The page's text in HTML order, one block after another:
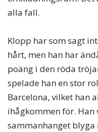
alla fall.
Klopp har som sagt
hårt, men han har
poäng i den röda
spelade han en stor
Barcelona, vilket han
ihågkommen för. Han
sammanhanget blyga